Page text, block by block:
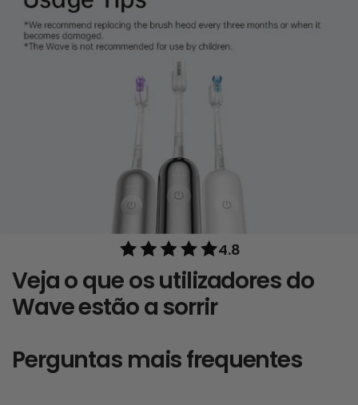
4.8
Veja o que os utilizadores do
Waveestão a sorrir
Perguntas mais frequentes